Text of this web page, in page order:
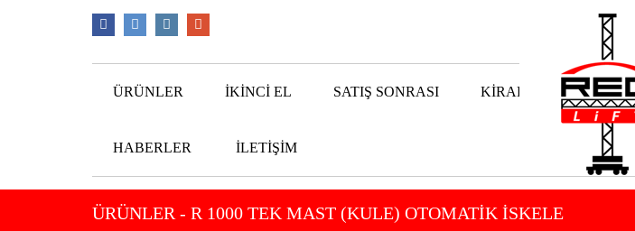
ÜRÜNLER İKINCI EL SATIŞ SONRASI KIRALAMA
HABERLER İLETIŞIM
ÜRÜNLER - R 1000 TEK MAST (KULE) OTOMATİK İSKELE